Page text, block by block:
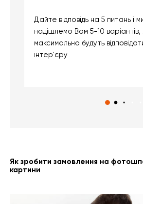
Дайте відповідь на 5 питань і
надішлемо Вам 5-10 варіантів,
максимально будуть
інтер'єру
Як зробити замовлення на
картини